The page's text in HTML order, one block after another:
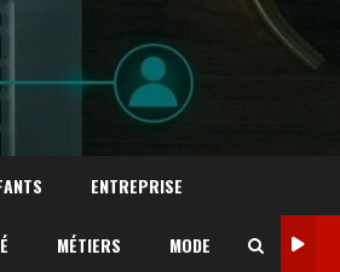
ENTREPRISE
MÉTIERS MODE